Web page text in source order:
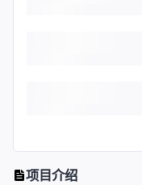
项目介绍